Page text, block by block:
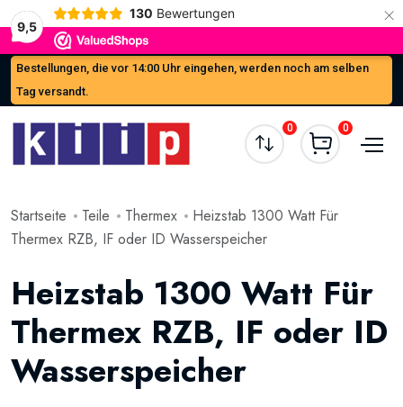
9,5
130 Bewertungen ×
Bestellungen, die vor 14:00 Uhr eingehen, werden noch am selben
Tag versandt.
0 0
Startseite Teile Thermex
Heizstab 1300 Watt Für
Thermex RZB, IF oder ID Wasserspeicher
Heizstab 1300 Watt Für
Thermex RZB, IF oder ID
Wasserspeicher